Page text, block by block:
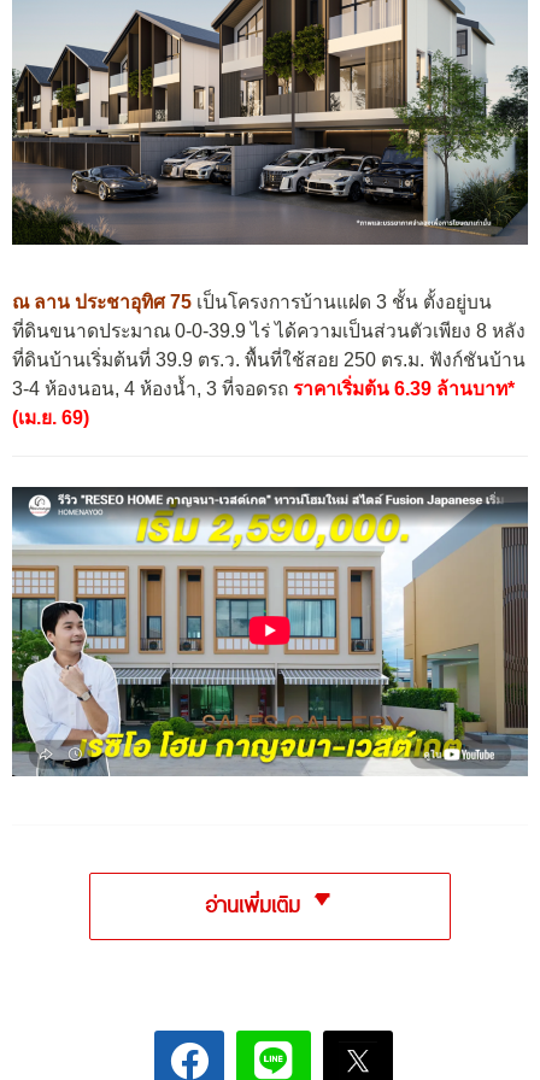
ณ ลาน ประชาอุทิศ 75 เป็นโครงการบ้านแฝด 3 ชั้น ตั้งอยู่บน
ที่ดินขนาดประมาณ 0-0-39.9 ไร่ ได้ความเป็นส่วนตัวเพียง 8 หลัง
ที่ดินบ้านเริ่มต้นที่ 39.9 ตร.ว. พื้นที่ใช้สอย 250 ตร.ม. ฟังก์ชันบ้าน
3-4 ห้องนอน, 4 ห้องน้ำ, 3 ที่จอดรถ ราคาเริ่มต้น 6.39 ล้านบาท*
(เม.ย. 69)
อ่านเพิ่มเติม